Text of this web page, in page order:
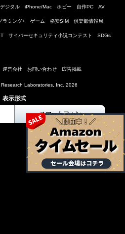
デジタル iPhone/Mac ホビー 自作PC AV
ラミング+ ゲーム 格安SIM 倶楽部情報局
サイバーセキュリティ小説コンテスト SDGs
運営会社 お問い合わせ 広告掲載
Laboratories, Inc. 2026
表示形式
スマートフォン